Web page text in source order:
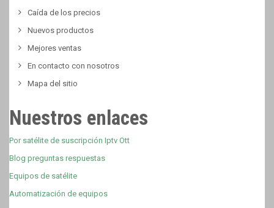
Caída de los precios
Nuevos productos
Mejores ventas
En contacto con nosotros
Mapa del sitio
Nuestros enlaces
Por satélite de suscripción Iptv Ott
Blog preguntas respuestas
Equipos de satélite
Automatización de equipos